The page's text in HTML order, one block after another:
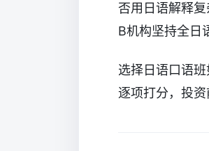
否用日语解释
B机构坚持全日
选择日语口语班
逐项打分，投资